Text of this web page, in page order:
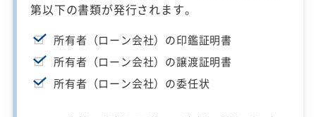
第以下の書類が発行されます。
所有者（ローン会社）の印鑑証明書
所有者（ローン会社）の譲渡証明書
所有者（ローン会社）の委任状